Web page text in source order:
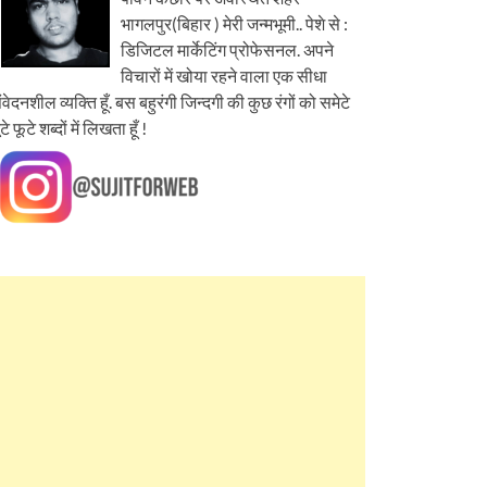
भागलपुर(बिहार ) मेरी जन्मभूमी.. पेशे से :
डिजिटल मार्केटिंग प्रोफेसनल. अपने
विचारों में खोया रहने वाला एक सीधा
व्यक्ति हूँ. बस बहुरंगी जिन्दगी की कुछ रंगों को समेटे
फूटे शब्दों में लिखता हूँ !